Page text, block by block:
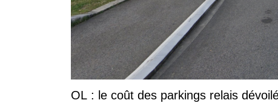
OL : le coût des parkings relais